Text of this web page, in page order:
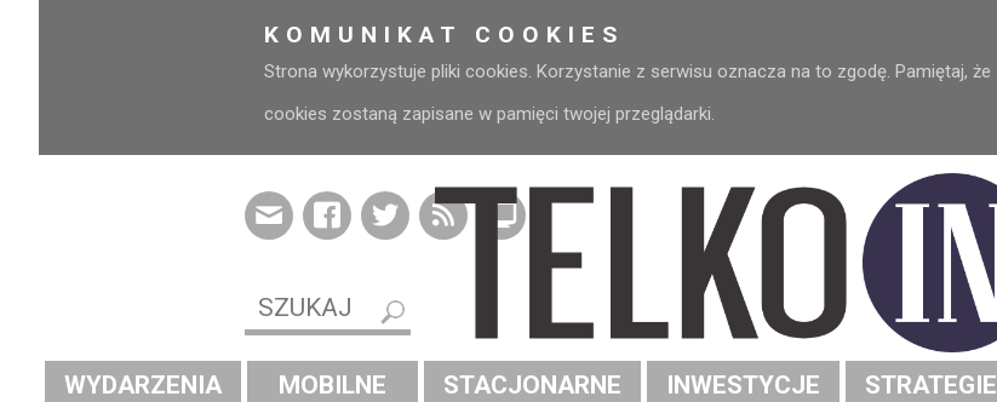
KOMUNIKAT COOKIES
Strona wykorzystuje pliki cookies. Korzystanie z serwisu oznacza na to zgodę. Pamiętaj, że
cookies zostaną zapisane w pamięci twojej przeglądarki.
WYDARZENIA MOBILNE STACJONARNE INWESTYCJE STRATEGIE